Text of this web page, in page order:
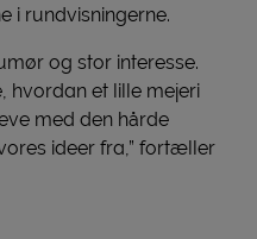
i rundvisningerne.
og stor interesse.
hvordan et lille mejeri
med den hårde
ideer fra,” fortæller